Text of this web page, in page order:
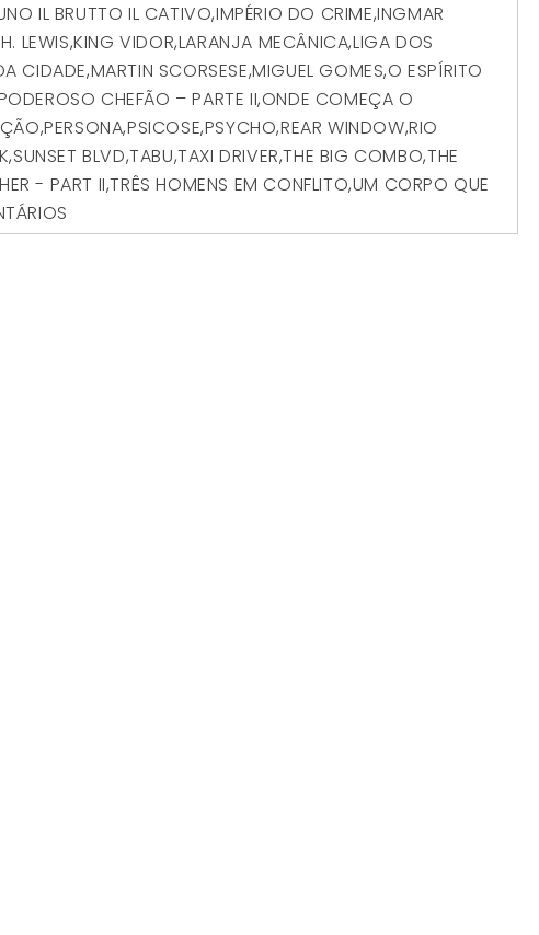
IL BRUTTO IL CATIVO,IMPÉRIO DO CRIME,INGMAR
LEWIS,KING VIDOR,LARANJA MECÂNICA,LIGA DOS
CIDADE,MARTIN SCORSESE,MIGUEL GOMES,O ESPÍRITO
CHEFÃO – PARTE II,ONDE COMEÇA O
,PERSONA,PSICOSE,PSYCHO,REAR WINDOW,RIO
,SUNSET BLVD,TABU,TAXI DRIVER,THE BIG COMBO,THE
- PART II,TRÊS HOMENS EM CONFLITO,UM CORPO QUE